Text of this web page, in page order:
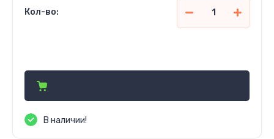
Кол-во:
В наличии!